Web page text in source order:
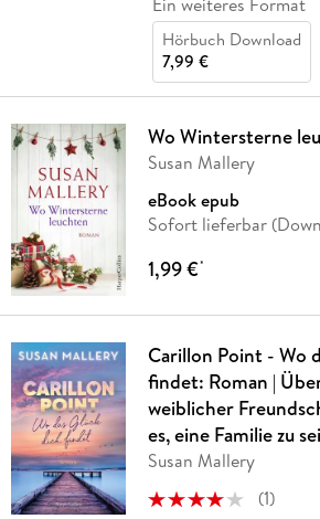
Hörbuch Download
7,99 €
Wo Wintersterne
Susan Mallery
eBook epub
Sofort lieferbar
1,99 €*
Carillon Point - Wo
findet: Roman |
weiblicher
es, eine Familie zu
Susan Mallery
(1)